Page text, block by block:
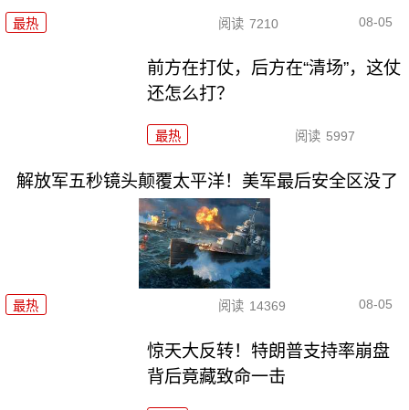
最热 阅读 7210 08-05
前方在打仗，后方在“清场”，这仗
还怎么打？
最热 阅读 5997
解放军五秒镜头颠覆太平洋！美军最后安全区没了
最热 阅读 14369 08-05
惊天大反转！特朗普支持率崩盘
背后竟藏致命一击